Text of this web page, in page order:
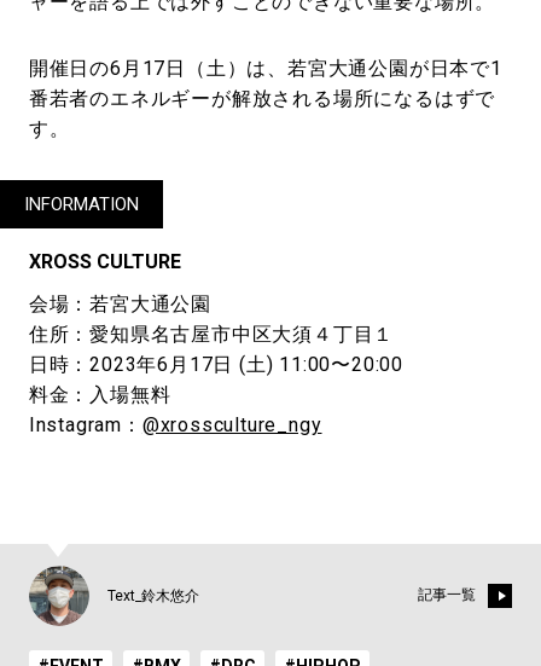
開催日の6月17日（土）は、若宮大通公園が日本で1
番若者のエネルギーが解放される場所になるはずで
す。
INFORMATION
XROSS CULTURE
会場：若宮大通公園
住所：愛知県名古屋市中区大須４丁目１
日時：2023年6月17日 (土) 11:00〜20:00
料金：入場無料
Instagram： @xrossculture_ngy
Text_鈴木悠介 記事一覧